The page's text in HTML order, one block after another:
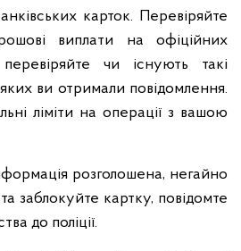
карток. Перевіряйте
виплати на офіційних
чи існують такі
яких ви отримали повідомлення.
ліміти на операції з вашою
розголошена, негайно
заблокуйте картку, повідомте
до поліції.